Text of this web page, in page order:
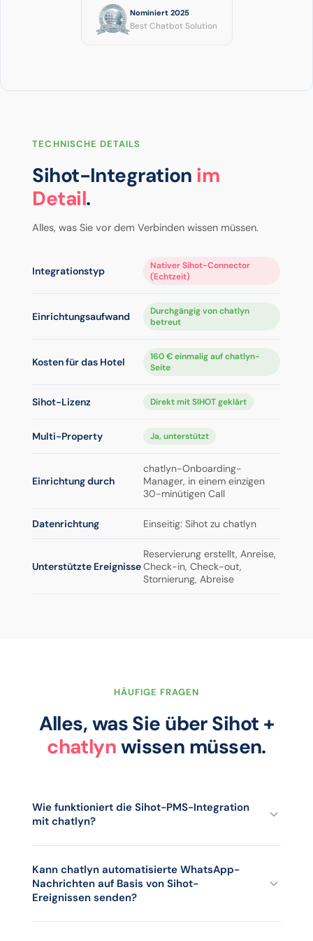
Nominiert 2025
Best Chatbot Solution
TECHNISCHE DETAILS
Sihot-Integration im
Detail.
Alles, was Sie vor dem Verbinden wissen müssen.
Integrationstyp
Nativer Sihot-Connector
(Echtzeit)
Einrichtungsaufwand
Durchgängig von chatlyn
betreut
Kosten für das Hotel
160 € einmalig auf chatlyn-
Seite
Sihot-Lizenz Direkt mit SIHOT geklärt
Multi-Property Ja, unterstützt
Einrichtung durch
chatlyn-Onboarding-
Manager, in einem einzigen
30-minütigen Call
Datenrichtung Einseitig: Sihot zu chatlyn
Unterstützte Ereignisse
Reservierung erstellt, Anreise,
Check-in, Check-out,
Stornierung, Abreise
HÄUFIGE FRAGEN
Alles, was Sie über Sihot +
chatlynwissen müssen.
Wie funktioniert die Sihot-PMS-Integration
mit chatlyn?
Connector mit Sihot. Wird eine Reservierung erstellt oder
geändert oder checkt ein Gast ein oder aus, erhält chatlyn
das Ereignis sofort und kann WhatsApp-Nachrichten, SMS-
Kann chatlyn automatisierte WhatsApp-
Nachrichten auf Basis von Sihot-
Ereignissen senden?